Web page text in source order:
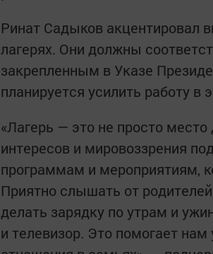
Ринат Садыков акцентировал
лагерях. Они должны
закрепленным в Указе
планируется усилить работу в
«Лагерь — это не просто
интересов и мировоззрения
программам и мероприятиям,
Приятно слышать от
делать зарядку по утрам и
и телевизор. Это помогает